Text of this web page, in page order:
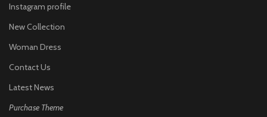
Instagram profile
New Collection
Woman Dress
Contact Us
Latest News
Purchase Theme